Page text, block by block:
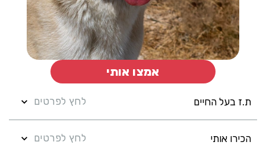
ת.ז בעל החיים לחץ לפרטים
הכירו אותי לחץ לפרטים
אמצו אותי